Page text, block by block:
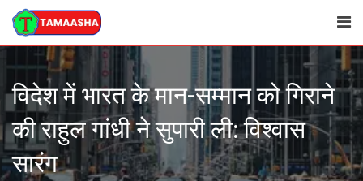
Skip
content
विदेश में भारत के मान-सम्मान को गिराने
की राहुल गांधी ने सुपारी ली: विश्वास
सारंग